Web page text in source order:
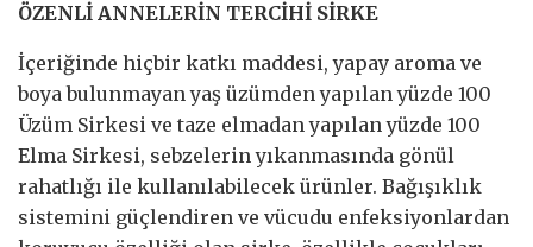
ÖZENLİ ANNELERİN TERCİHİ SİRKE
İçeriğinde hiçbir katkı maddesi, yapay aroma ve
boya bulunmayan yaş üzümden yapılan yüzde 100
Üzüm Sirkesi ve taze elmadan yapılan yüzde 100
Elma Sirkesi, sebzelerin yıkanmasında gönül
rahatlığı ile kullanılabilecek ürünler. Bağışıklık
sistemini güçlendiren ve vücudu enfeksiyonlardan